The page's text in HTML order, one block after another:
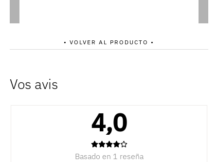
• VOLVER AL PRODUCTO •
4,0
Basado en 1 reseña